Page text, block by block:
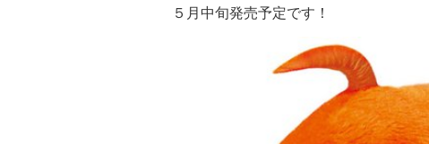
５月中旬発売予定です！